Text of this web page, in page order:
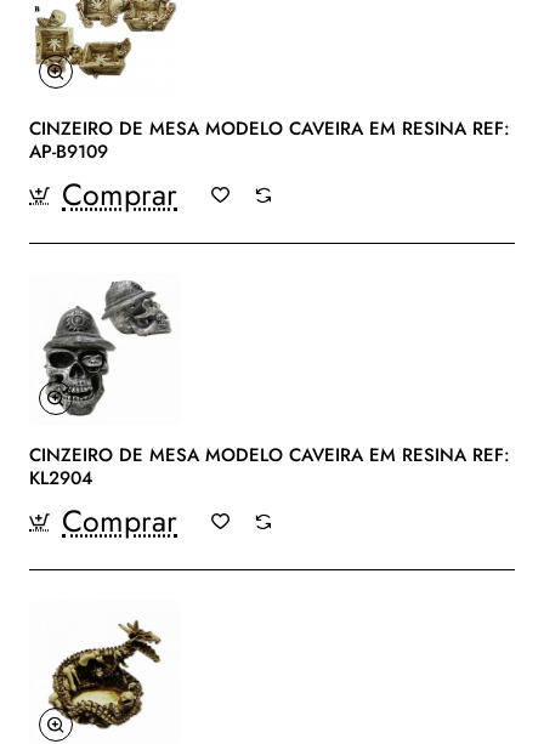
CINZEIRO DE MESA MODELO CAVEIRA EM RESINA REF:
AP-B9109
Comprar
CINZEIRO DE MESA MODELO CAVEIRA EM RESINA REF:
KL2904
Comprar